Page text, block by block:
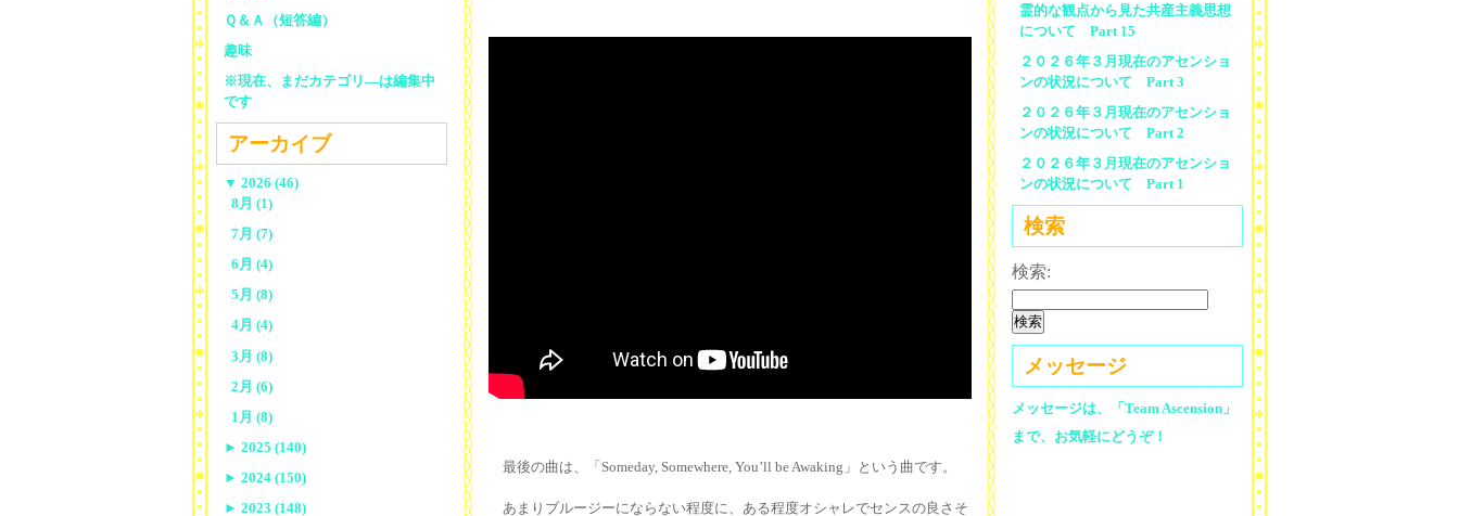
最後の曲は、「Someday, Somewhere, You’ll be Awaking」という曲です。
あまりブルージーにならない程度に、ある程度オシャレでセンスの良さそ
霊的な観点から見た共産主義思想
について Part 15
２０２６年３月現在のアセンショ
ンの状況について Part 3
２０２６年３月現在のアセンショ
ンの状況について Part 2
２０２６年３月現在のアセンショ
ンの状況について Part 1
検索
検索:
メッセージ
メッセージは、「Team Ascension」
まで、お気軽にどうぞ！
Ｑ＆Ａ（短答編）
趣味
※現在、まだカテゴリ—は編集中
です
アーカイブ
▼ 2026 (46)
8月 (1)
7月 (7)
6月 (4)
5月 (8)
4月 (4)
3月 (8)
2月 (6)
1月 (8)
► 2025 (140)
► 2024 (150)
► 2023 (148)